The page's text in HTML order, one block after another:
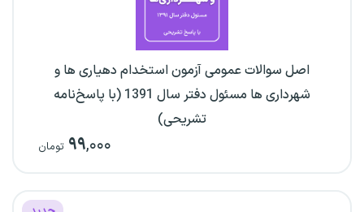
اصل سوالات عمومی آزمون استخدام دهیاری ها و
شهرداری ها مسئول دفتر سال 1391 (با پاسخ‌نامه
تشریحی)
۹۹,۰۰۰ تومان